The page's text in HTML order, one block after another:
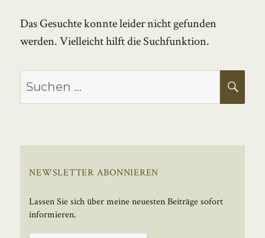
Das Gesuchte konnte leider nicht gefunden
werden. Vielleicht hilft die Suchfunktion.
Suchen
nach:
NEWSLETTER ABONNIEREN
Lassen Sie sich über meine neuesten Beiträge sofort
informieren.